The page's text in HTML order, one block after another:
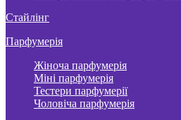
Стайлінг
Парфумерія
Жіноча парфумерія
Міні парфумерія
Тестери парфумерії
Чоловіча парфумерія